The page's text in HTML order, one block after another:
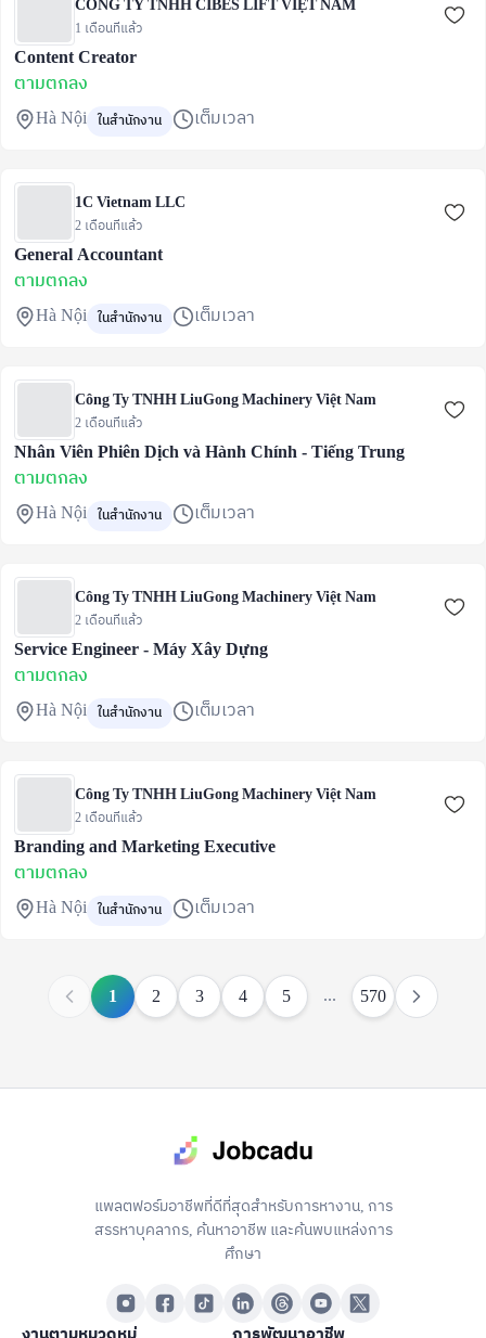
1 เดือนที่แล้ว
Content Creator
ตามตกลง
Hà Nội ในสำนักงาน เต็มเวลา
1C Vietnam LLC
2 เดือนที่แล้ว
General Accountant
ตามตกลง
Hà Nội ในสำนักงาน เต็มเวลา
Công Ty TNHH LiuGong Machinery Việt Nam
2 เดือนที่แล้ว
Nhân Viên Phiên Dịch và Hành Chính - Tiếng Trung
ตามตกลง
Hà Nội ในสำนักงาน เต็มเวลา
Công Ty TNHH LiuGong Machinery Việt Nam
2 เดือนที่แล้ว
Service Engineer - Máy Xây Dựng
ตามตกลง
Hà Nội ในสำนักงาน เต็มเวลา
Công Ty TNHH LiuGong Machinery Việt Nam
2 เดือนที่แล้ว
Branding and Marketing Executive
ตามตกลง
Hà Nội ในสำนักงาน เต็มเวลา
1 2 3 4 5 ... 570
แพลตฟอร์มอาชีพที่ดีที่สุดสำหรับการหางาน, การ
สรรหาบุคลากร, ค้นหาอาชีพ และค้นพบแหล่งการ
ศึกษา